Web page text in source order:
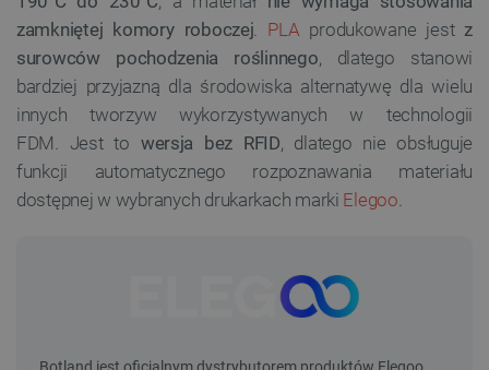
zamkniętej komory roboczej. PLA produkowane jestz
surowców pochodzenia roślinnego, dlatego stanowi
bardziej przyjazną dla środowiska alternatywę dla wielu
innych tworzyw wykorzystywanych w technologii
FDM. Jest to wersja bez RFID, dlatego nie obsługuje
funkcji automatycznego rozpoznawania materiału
dostępnej w wybranych drukarkach marki Elegoo.